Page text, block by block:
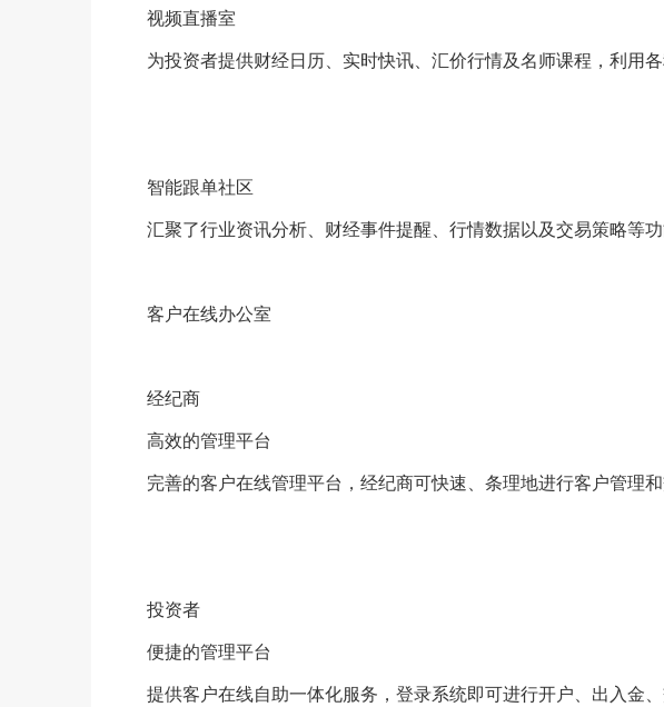
视频直播室
为投资者提供财经日历、实时快讯、汇价行情及名师课程，利用
智能跟单社区
汇聚了行业资讯分析、财经事件提醒、行情数据以及交易策略等
客户在线办公室
经纪商
高效的管理平台
完善的客户在线管理平台，经纪商可快速、条理地进行客户管理
投资者
便捷的管理平台
提供客户在线自助一体化服务，登录系统即可进行开户、出入金